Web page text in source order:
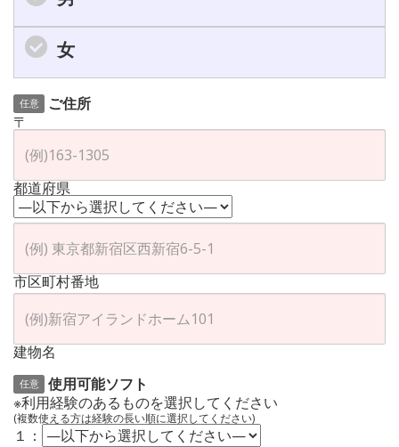
女
任意
ご住所
〒
都道府県
市区町村番地
建物名
任意
使用可能ソフト
※利用経験のあるものを選択してください
(複数使える方は経験の長い順に選択してください)
１：